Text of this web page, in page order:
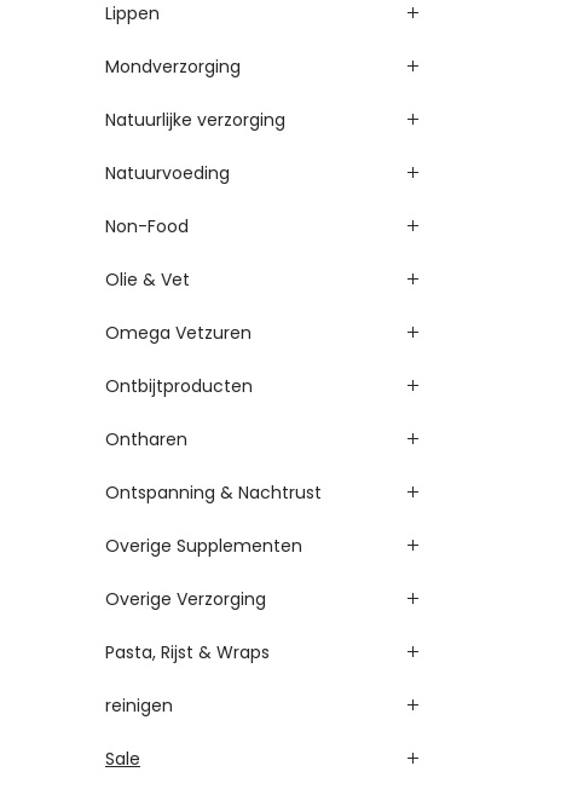
Lippen
Mondverzorging
Natuurlijke verzorging
Natuurvoeding
Non-Food
Olie & Vet
Omega Vetzuren
Ontbijtproducten
Ontharen
Ontspanning & Nachtrust
Overige Supplementen
Overige Verzorging
Pasta, Rijst & Wraps
reinigen
Sale